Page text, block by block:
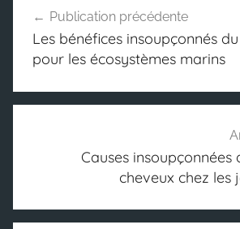
de
l’article
Publication précédente
Les bénéfices insoupçonnés
pour les écosystèmes marins
Causes insoupçonnées
cheveux chez les